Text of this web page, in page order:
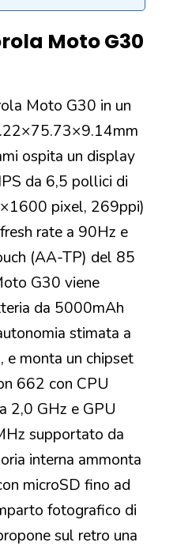
Moto G30
Moto G30 in un
ospita un display
da 6,5 pollici di
pixel, 269ppi)
rate a 90Hz e
(AA-TP) del 85
G30 viene
da 5000mAh
stimata a
e monta un chipset
662 con CPU
2,0 GHz e GPU
supportato da
interna ammonta
microSD fino ad
fotografico di
sul retro una